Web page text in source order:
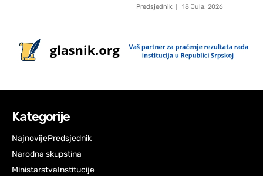
Predsjednik 18 Jula, 2026
Kategorije
NajnovijePredsjednik
Narodna skupstina
MinistarstvaInstitucije